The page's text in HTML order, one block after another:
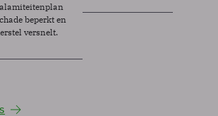
beperkt en
versnelt.